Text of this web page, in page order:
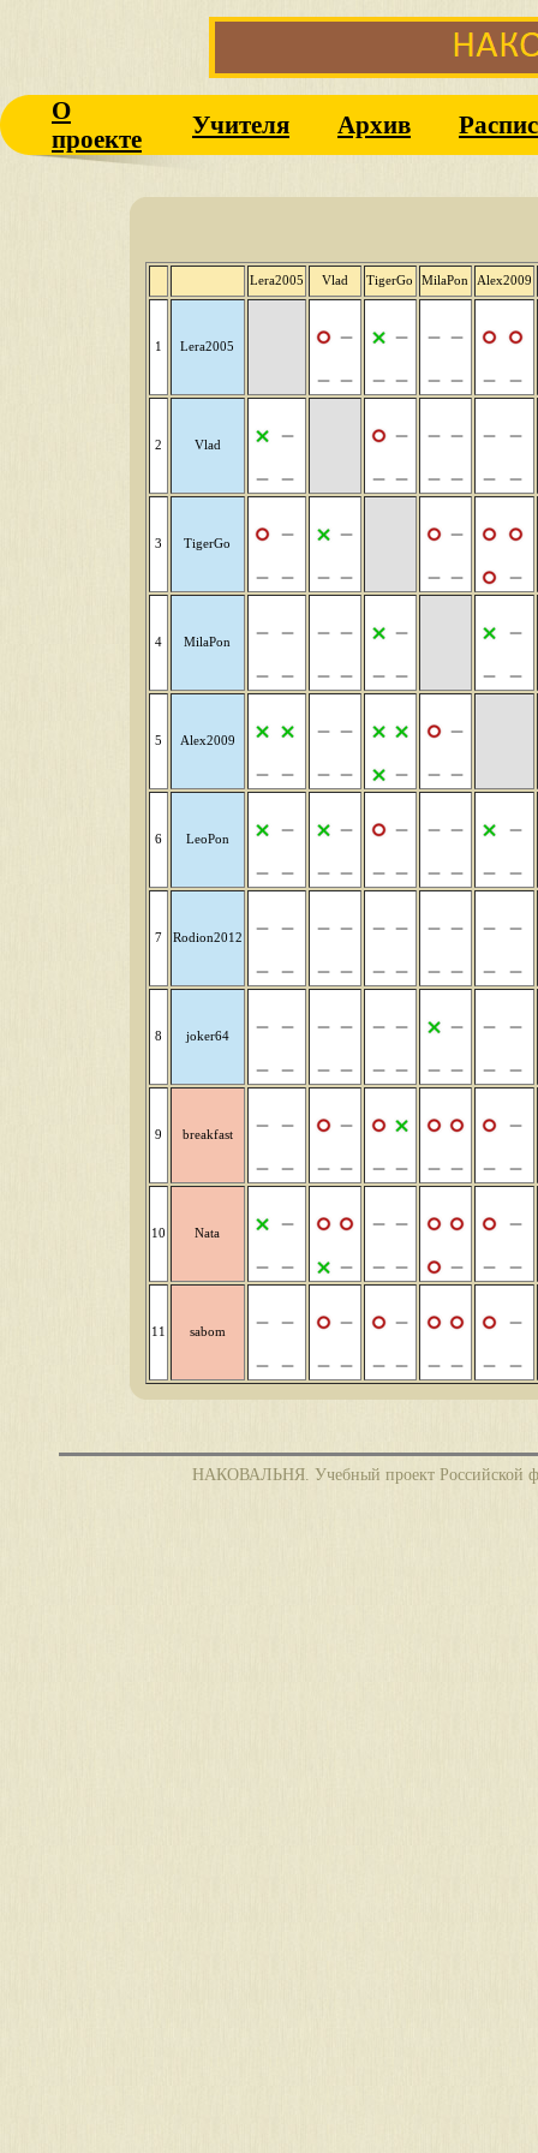
О
проекте
Учителя Архив
Lera2005 Vlad TigerGo MilaPon Alex2009
1 Lera2005
2 Vlad
3 TigerGo
4 MilaPon
5 Alex2009
6 LeoPon
7 Rodion2012
8 joker64
9 breakfast
10 Nata
11 sabom
НАКОВАЛЬНЯ. Учебный проект Российской